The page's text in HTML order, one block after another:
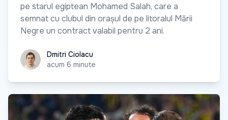
pe starul egiptean Mohamed Salah, care a
semnat cu clubul din orașul de pe litoralul Mării
Negre un contract valabil pentru 2 ani.
Dmitri Ciolacu
Dmitri Ciolacu
acum 6 minute